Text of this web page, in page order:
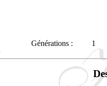
Générations : 1